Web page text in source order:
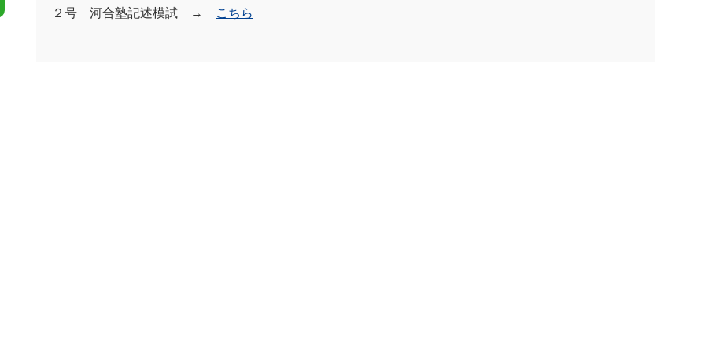
２号 河合塾記述模試 → こちら